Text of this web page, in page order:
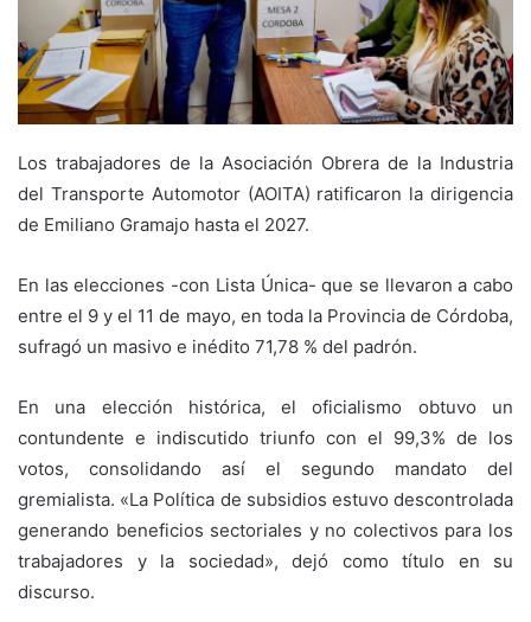
Los trabajadores de la Asociación Obrera de la Industria
del Transporte Automotor (AOITA) ratificaron la dirigencia
de Emiliano Gramajo hasta el 2027.
En las elecciones -con Lista Única- que se llevaron a cabo
entre el 9 y el 11 de mayo, en toda la Provincia de Córdoba,
sufragó un masivo e inédito 71,78 % del padrón.
En una elección histórica, el oficialismo obtuvo un
contundente e indiscutido triunfo con el 99,3% de los
votos, consolidando así el segundo mandato del
gremialista. «La Política de subsidios estuvo descontrolada
generando beneficios sectoriales y no colectivos para los
trabajadores y la sociedad», dejó como título en su
discurso.